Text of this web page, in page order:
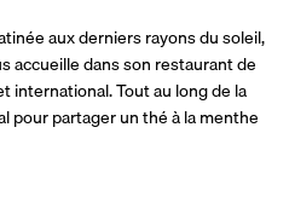
aux derniers rayons du soleil,
accueille dans son restaurant de
international. Tout au long de la
pour partager un thé à la menthe